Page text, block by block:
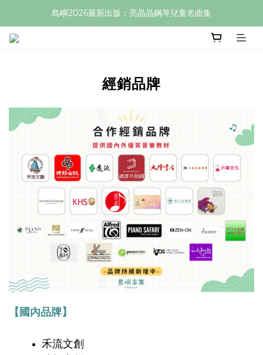
島嶼2026最新出版：亮晶晶鋼琴兒童名曲集
經銷品牌
【國內品牌】
禾流文創